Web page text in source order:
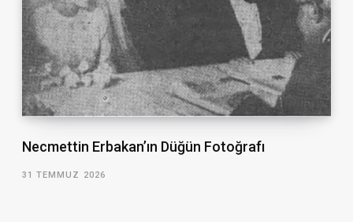
Necmettin Erbakan’ın Düğün Fotoğrafı
31 TEMMUZ 2026